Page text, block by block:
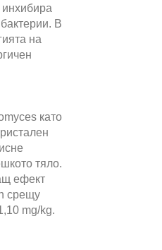
В
на
като
тяло.
ефект
срещу
mg/kg.